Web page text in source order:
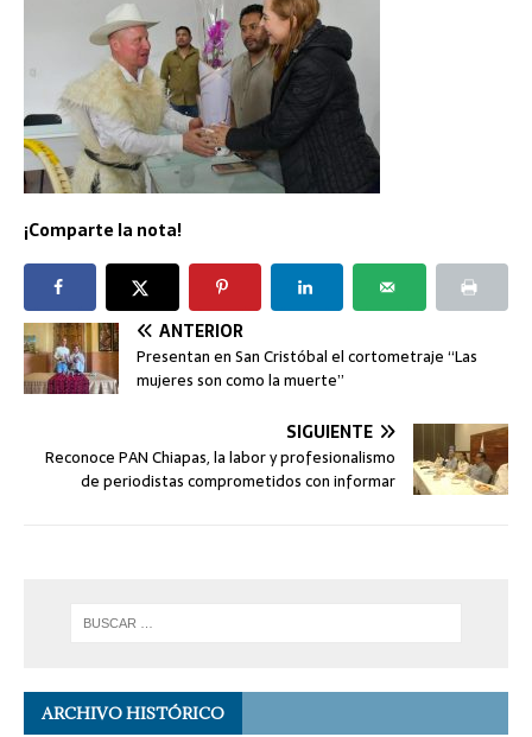
¡Comparte la nota!
ANTERIOR
Presentan en San Cristóbal el cortometraje “Las
mujeres son como la muerte”
SIGUIENTE
Reconoce PAN Chiapas, la labor y profesionalismo
de periodistas comprometidos con informar
ARCHIVO HISTÓRICO